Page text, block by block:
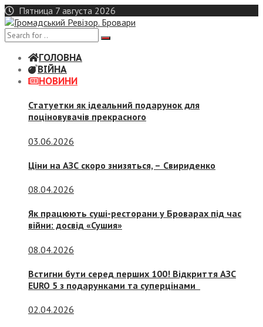
Skip
to
content
Пятница 7 августа 2026
ГОЛОВНА
ВІЙНА
НОВИНИ
Статуетки як ідеальний подарунок для
поціновувачів прекрасного
03.06.2026
Ціни на АЗС скоро знизяться, – Свириденко
08.04.2026
Як працюють суші-ресторани у Броварах під час
війни: досвід «Сушия»
08.04.2026
Встигни бути серед перших 100! Відкриття АЗС
EURO 5 з подарунками та суперцінами
02.04.2026